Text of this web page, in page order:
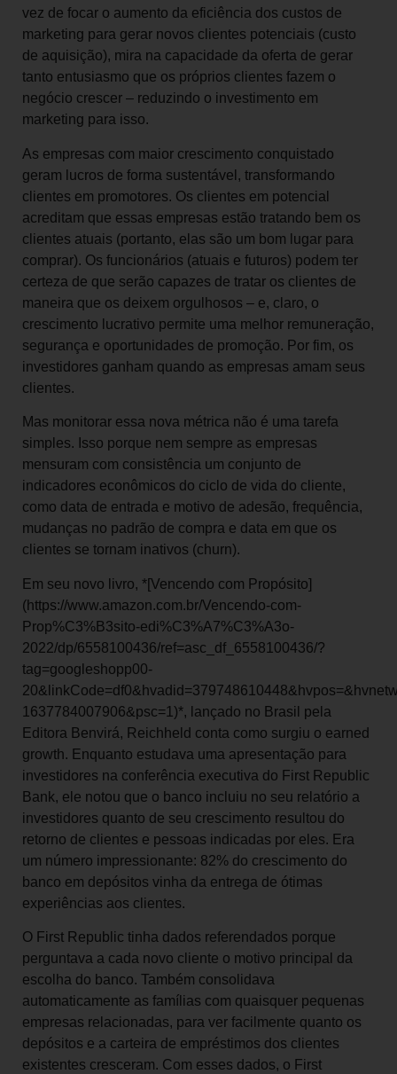
vez de focar o aumento da eficiência dos custos de
marketing para gerar novos clientes potenciais (custo
de aquisição), mira na capacidade da oferta de gerar
tanto entusiasmo que os próprios clientes fazem o
negócio crescer – reduzindo o investimento em
marketing para isso.
As empresas com maior crescimento conquistado
geram lucros de forma sustentável, transformando
clientes em promotores. Os clientes em potencial
acreditam que essas empresas estão tratando bem os
clientes atuais (portanto, elas são um bom lugar para
comprar). Os funcionários (atuais e futuros) podem ter
certeza de que serão capazes de tratar os clientes de
maneira que os deixem orgulhosos – e, claro, o
crescimento lucrativo permite uma melhor remuneração,
segurança e oportunidades de promoção. Por fim, os
investidores ganham quando as empresas amam seus
clientes.
Mas monitorar essa nova métrica não é uma tarefa
simples. Isso porque nem sempre as empresas
mensuram com consistência um conjunto de
indicadores econômicos do ciclo de vida do cliente,
como data de entrada e motivo de adesão, frequência,
mudanças no padrão de compra e data em que os
clientes se tornam inativos (churn).
Em seu novo livro, *[Vencendo com Propósito]
(https://www.amazon.com.br/Vencendo-com-
Prop%C3%B3sito-edi%C3%A7%C3%A3o-
2022/dp/6558100436/ref=asc_df_6558100436/?
tag=googleshopp00-
1637784007906&psc=1)*, lançado no Brasil pela
Editora Benvirá, Reichheld conta como surgiu o earned
growth. Enquanto estudava uma apresentação para
investidores na conferência executiva do First Republic
Bank, ele notou que o banco incluiu no seu relatório a
investidores quanto de seu crescimento resultou do
retorno de clientes e pessoas indicadas por eles. Era
um número impressionante: 82% do crescimento do
banco em depósitos vinha da entrega de ótimas
experiências aos clientes.
O First Republic tinha dados referendados porque
perguntava a cada novo cliente o motivo principal da
escolha do banco. Também consolidava
automaticamente as famílias com quaisquer pequenas
empresas relacionadas, para ver facilmente quanto os
depósitos e a carteira de empréstimos dos clientes
existentes cresceram. Com esses dados, o First